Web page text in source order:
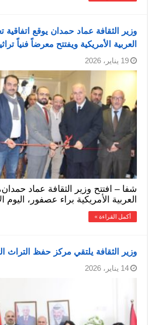
وزير الثقافة عماد حمدان يوقع اتفاقية
العربية الأمريكية ويفتتح معرضاً فنياً
19 يناير، 2026
شفا – افتتح وزير الثقافة عماد
العربية الأمريكية براء عصفور، اليوم
أكمل القراءة »
وزير الثقافة يلتقي مركز حفظ التراث
14 يناير، 2026